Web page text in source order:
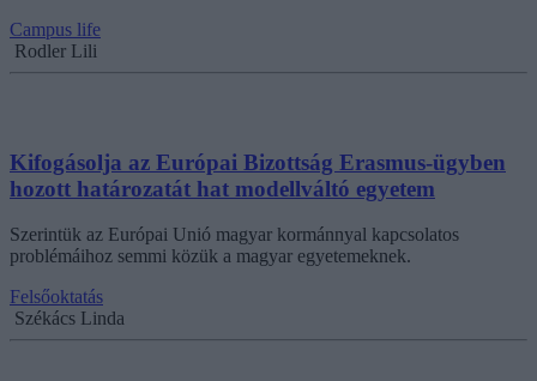
Campus life
Rodler Lili
Kifogásolja az Európai Bizottság Erasmus-ügyben
hozott határozatát hat modellváltó egyetem
Szerintük az Európai Unió magyar kormánnyal kapcsolatos
problémáihoz semmi közük a magyar egyetemeknek.
Felsőoktatás
Székács Linda